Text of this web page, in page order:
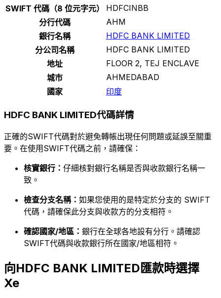
SWIFT 代碼（8 位元字元）
HDFCINBB
分行代碼
AHM
銀行名稱
HDFC BANK LIMITED
分公司名稱
HDFC BANK LIMITED
地址
FLOOR 2, TEJ ENCLAVE
城市
AHMEDABAD
國家
印度
HDFC BANK LIMITED代碼詳情
正確的SWIFT代碼對於避免轉帳出現任何問題或延誤至關重
要。在使用SWIFT代碼之前，請確保：
核實銀行： 仔細核對銀行名稱是否與收款銀行名稱一
致。
檢查分支名稱： 如果您使用的是特定於分支的 SWIFT
代碼，請確保此分支與收款方的分支相符。
確認國家/地區： 銀行在全球各地設有分行。請確認
SWIFT代碼與收款銀行所在國家/地區相符。
向HDFC BANK LIMITED匯款時選擇
Xe